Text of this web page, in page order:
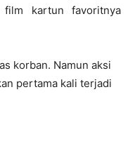
film kartun favoritnya
korban. Namun aksi
pertama kali terjadi